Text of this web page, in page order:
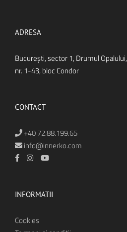
ADRESA
Bucureşti, sector 1, Drumul Opalului,
nr. 1-43, bloc Condor
CONTACT
+40 72.88.199.65
info@innerko.com
INFORMATII
Cookies